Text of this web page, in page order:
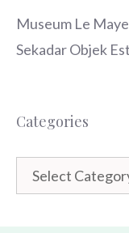
Museum Le
Sekadar Objek
Categories
Categories